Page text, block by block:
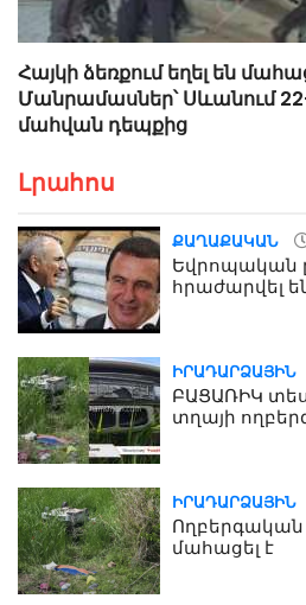
Հայկի ձեռքում եղել են
Մանրամասներ՝ Սևանում
մահվան դեպքից
Լրահոս
ՔԱՂԱՔԱԿԱՆ
Եվրոպական
հրաժարվել
ԻՐԱԴԱՐՁԱՅԻՆ
ԲԱՑԱՌԻԿ
տղայի
ԻՐԱԴԱՐՁԱՅԻՆ
մահացել է